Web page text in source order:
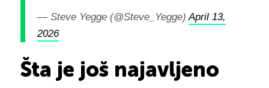
— Steve Yegge (@Steve_Yegge)April 13,
2026
Šta je još najavljeno